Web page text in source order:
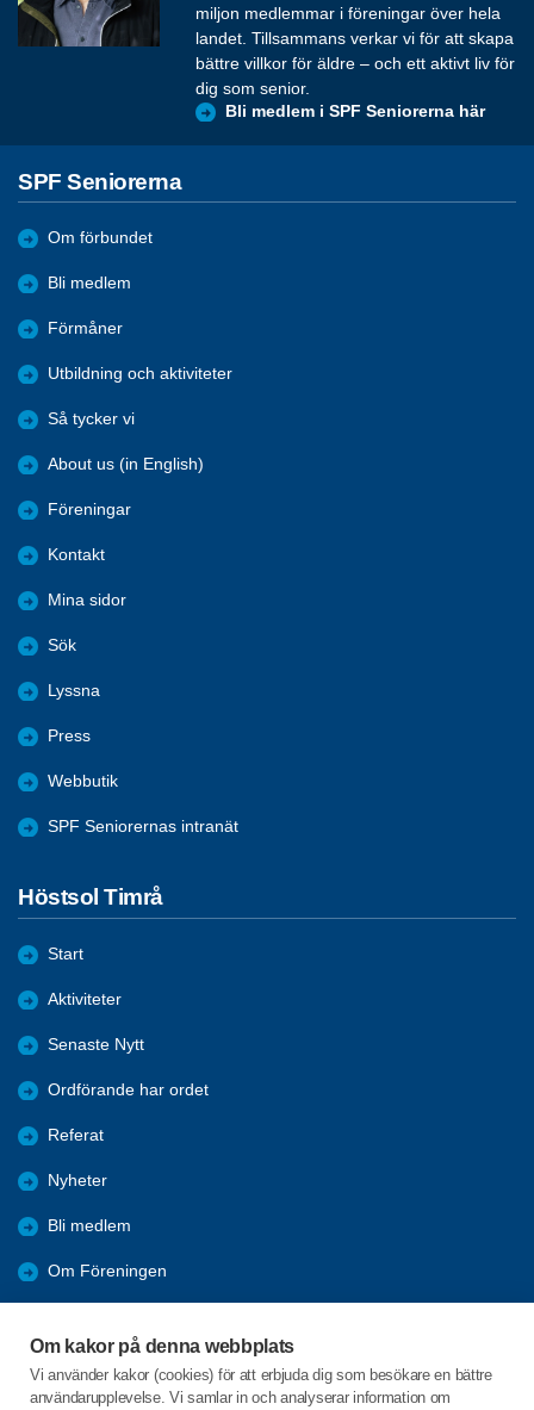
Om kakor på denna webbplats
Vi använder kakor (cookies) för att erbjuda dig som besökare en bättre
användarupplevelse. Vi samlar in och analyserar information om
miljon medlemmar i föreningar över hela
landet. Tillsammans verkar vi för att skapa
bättre villkor för äldre – och ett aktivt liv för
dig som senior.
Bli medlem i SPF Seniorerna här
SPF Seniorerna
Om förbundet
Bli medlem
Förmåner
Utbildning och aktiviteter
Så tycker vi
About us (in English)
Föreningar
Kontakt
Mina sidor
Sök
Lyssna
Press
Webbutik
SPF Seniorernas intranät
Höstsol Timrå
Start
Aktiviteter
Senaste Nytt
Ordförande har ordet
Referat
Nyheter
Bli medlem
Om Föreningen